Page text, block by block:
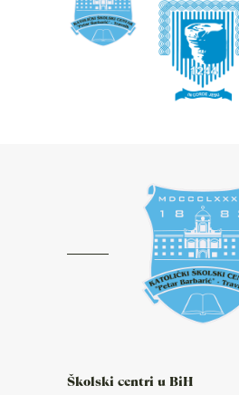
Školski centri u BiH